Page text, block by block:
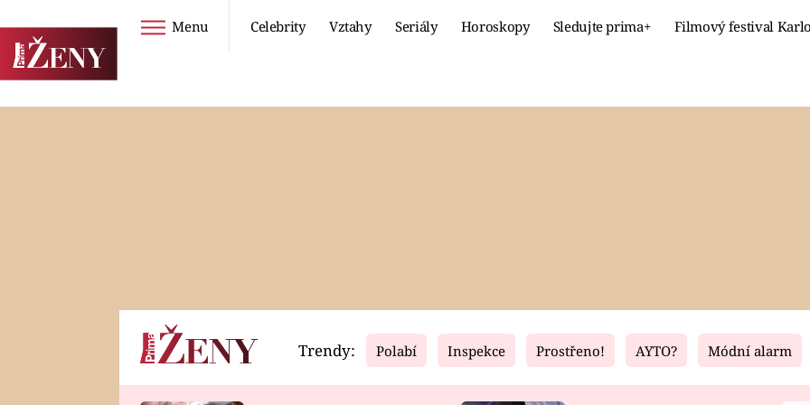
Menu Celebrity Vztahy Seriály Horoskopy Sledujte prima+ Filmový festival
Horoskopy Video Fresh Living
Trendy: Polabí Inspekce Prostřeno! AYTO? Módní alarm